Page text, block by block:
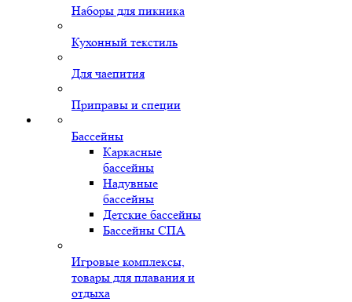
Наборы для пикника
Кухонный текстиль
Для чаепития
Приправы и специи
Бассейны
Каркасные
бассейны
Надувные
бассейны
Детские бассейны
Бассейны СПА
Игровые комплексы,
товары для плавания и
отдыха